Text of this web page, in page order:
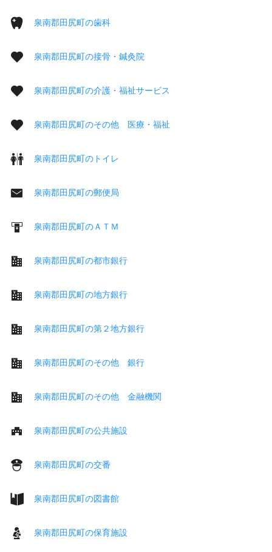
泉南郡田尻町の歯科
泉南郡田尻町の接骨・鍼灸院
泉南郡田尻町の介護・福祉サービス
泉南郡田尻町のその他 医療・福祉
泉南郡田尻町のトイレ
泉南郡田尻町の郵便局
泉南郡田尻町のＡＴＭ
泉南郡田尻町の都市銀行
泉南郡田尻町の地方銀行
泉南郡田尻町の第２地方銀行
泉南郡田尻町のその他 銀行
泉南郡田尻町のその他 金融機関
泉南郡田尻町の公共施設
泉南郡田尻町の交番
泉南郡田尻町の図書館
泉南郡田尻町の保育施設